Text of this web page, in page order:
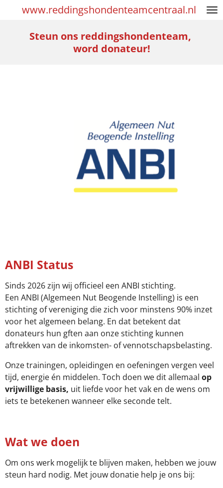
www.reddingshondenteamcentraal.nl
Steun ons reddingshondenteam,
word donateur!
ANBI Status
Sinds 2026 zijn wij officieel een ANBI stichting.
Een ANBI (Algemeen Nut Beogende Instelling) is een
stichting of vereniging die zich voor minstens 90% inzet
voor het algemeen belang. En dat betekent dat
donateurs hun gften aan onze stichting kunnen
aftrekken van de inkomsten- of vennotschapsbelasting.
Onze trainingen, opleidingen en oefeningen vergen veel
tijd, energie én middelen. Toch doen we dit allemaal op
vrijwillige basis, uit liefde voor het vak en de wens om
iets te betekenen wanneer elke seconde telt.
Wat we doen
Om ons werk mogelijk te blijven maken, hebben we jouw
steun hard nodig. Met jouw donatie help je ons bij: